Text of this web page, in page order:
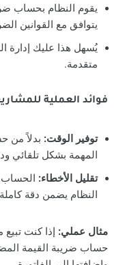
يقوم النظام بحساب
يتوافق مع القوانين
يُسهل هذا عليك إدارة
متقدمة.
فوائد العملية
توفير الوقت: بدلاً من
المهمة بشكل تلقائي
تقليل الأخطاء: الحساب
النظام يضمن دقة
مثال عملي: إذا كنت
حساب ضريبة القيمة